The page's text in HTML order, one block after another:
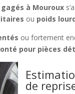
à Mouroux
ou poids
ou fortement
pour pièces
de